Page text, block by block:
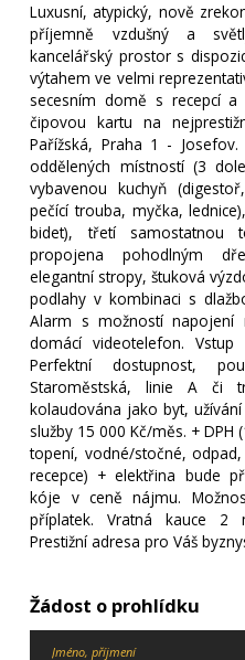
Luxusní, atypický, nově
příjemně vzdušný a
kancelářský prostor s
výtahem ve velmi
secesním domě s recepcí
čipovou kartu na
Pařížská, Praha 1 -
oddělených místností (3
vybavenou kuchyň
pečící trouba, myčka,
bidet), třetí samostatnou
propojena pohodlným
elegantní stropy, štuková
podlahy v kombinaci s
Alarm s možností napojení
domácí videotelefon.
Perfektní dostupnost,
Staroměstská, linie A či
kolaudována jako byt,
služby 15 000 Kč/měs. +
topení, vodné/stočné,
recepce) + elektřina bude
kóje v ceně nájmu.
příplatek. Vratná kauce 2
Prestižní adresa pro Váš
Žádost o prohlídku